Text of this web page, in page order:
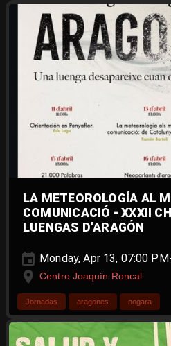
LA METEOROLOGÍA AL
COMUNICACIÓ - XXXII
LUENGAS D'ARAGÓN
Monday, Apr 13, 07:00
Centro Joaquín Roncal
Jornadas aragones nogara